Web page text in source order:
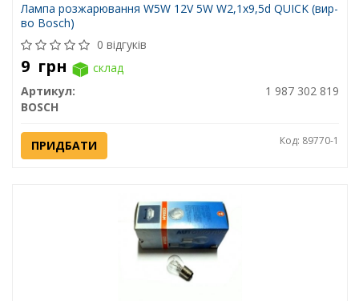
Лампа розжарювання W5W 12V 5W W2,1x9,5d QUICK (вир-
во Bosch)
0 відгуків
9 грн
склад
Артикул:
1 987 302 819
BOSCH
ПРИДБАТИ Код: 89770-1